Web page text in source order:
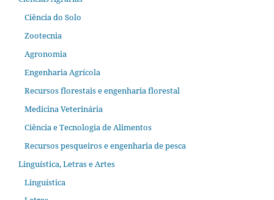
Ciência do Solo
Zootecnia
Agronomia
Engenharia Agrícola
Recursos florestais e engenharia florestal
Medicina Veterinária
Ciência e Tecnologia de Alimentos
Recursos pesqueiros e engenharia de pesca
Linguística, Letras e Artes
Linguística